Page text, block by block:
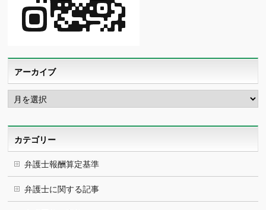
アーカイブ
ア
ー
カ
カテゴリー
弁護士報酬算定基準
弁護士に関する記事